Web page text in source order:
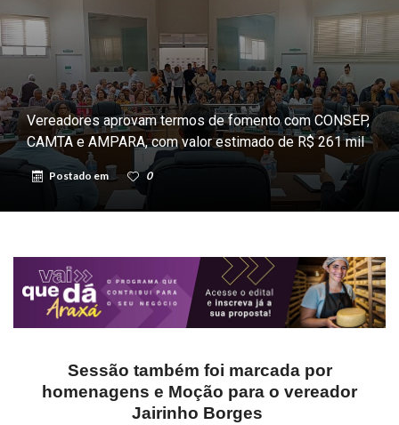
Vereadores aprovam termos de fomento com CONSEP,
CAMTA e AMPARA, com valor estimado de R$ 261 mil
Postado em 0
Sessão também foi marcada por
homenagens e Moção para o vereador
Jairinho Borges